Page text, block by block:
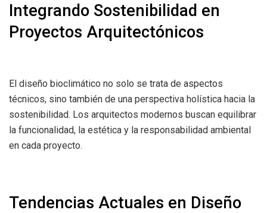
Integrando Sostenibilidad en
Proyectos Arquitectónicos
El diseño bioclimático no solo se trata de aspectos
técnicos, sino también de una perspectiva holística hacia la
sostenibilidad. Los arquitectos modernos buscan equilibrar
la funcionalidad, la estética y la responsabilidad ambiental
en cada proyecto.
Tendencias Actuales en Diseño